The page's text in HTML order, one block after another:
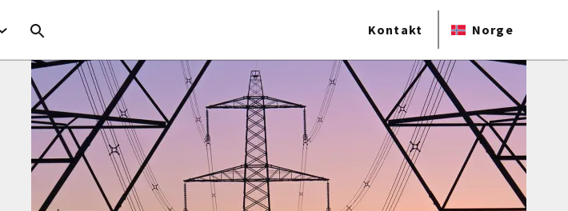
Kontakt Norge